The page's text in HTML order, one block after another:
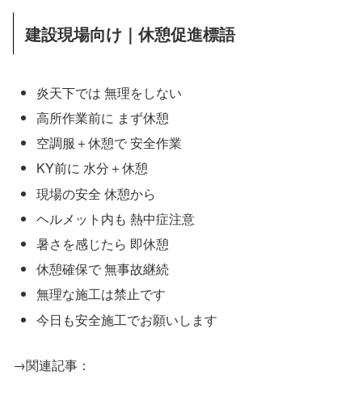
建設現場向け｜休憩促進標語
炎天下では 無理をしない
高所作業前に まず休憩
空調服＋休憩で 安全作業
KY前に 水分＋休憩
現場の安全 休憩から
ヘルメット内も 熱中症注意
暑さを感じたら 即休憩
休憩確保で 無事故継続
無理な施工は禁止です
今日も安全施工でお願いします
→関連記事：